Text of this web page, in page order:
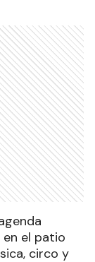
el patio
circo y